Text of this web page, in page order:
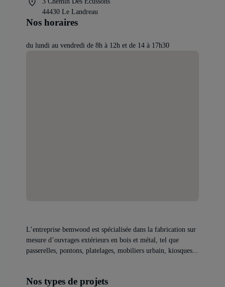
44430 Le Landreau
Nos horaires
du lundi au vendredi de 8h à 12h et de 14 à 17h30
L’entreprise bemwood est spécialisée dans la fabrication sur
mesure d’ouvrages extérieurs en bois et métal, tel que
passerelles, pontons, platelages, mobiliers urbain, kiosques...
Nos types de projets